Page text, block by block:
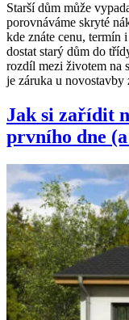
Starší dům může
porovnáváme skryté
kde znáte cenu, termín
dostat starý dům do
rozdíl mezi životem na
je záruka u novostavby
Jak si zařídit
prvního dne